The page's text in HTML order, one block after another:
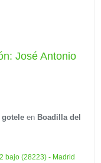
José Antonio
en Boadilla del
bajo (28223) - Madrid